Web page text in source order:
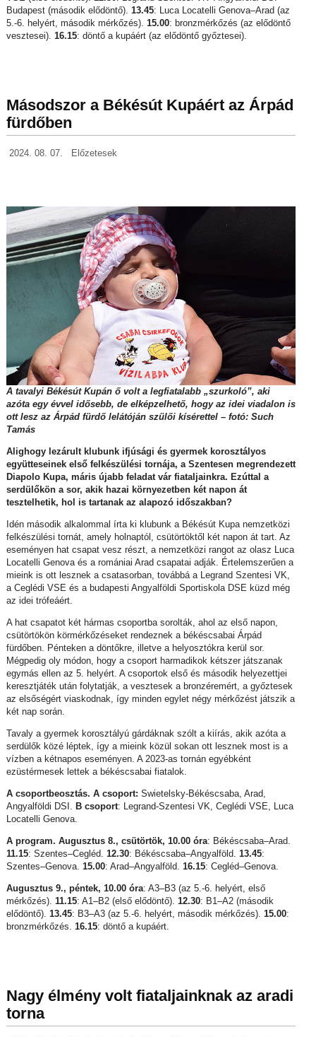
Budapest (második elődöntő). 13.45: Luca Locatelli Genova–Arad (az
5.-6. helyért, második mérkőzés). 15.00: bronzmérkőzés (az elődöntő
vesztesei). 16.15: döntő a kupáért (az elődöntő győztesei).
Másodszor a Békésút Kupáért az Árpád
fürdőben
2024. 08. 07. Előzetesek
A tavalyi Békésút Kupán ő volt a legfiatalabb „szurkoló”, aki
azóta egy évvel idősebb, de elképzelhető, hogy az idei viadalon is
ott lesz az Árpád fürdő lelátóján szülői kísérettel – fotó: Such
Tamás
Alighogy lezárult klubunk ifjúsági és gyermek korosztályos
együtteseinek első felkészülési tornája, a Szentesen megrendezett
Diapolo Kupa, máris újabb feladat vár fiataljainkra. Ezúttal a
serdülőkön a sor, akik hazai környezetben két napon át
tesztelhetik, hol is tartanak az alapozó időszakban?
Idén második alkalommal írta ki klubunk a Békésút Kupa nemzetközi
felkészülési tornát, amely holnaptól, csütörtöktől két napon át tart. Az
eseményen hat csapat vesz részt, a nemzetközi rangot az olasz Luca
Locatelli Genova és a romániai Arad csapatai adják. Értelemszerűen a
mieink is ott lesznek a csatasorban, továbbá a Legrand Szentesi VK,
a Ceglédi VSE és a budapesti Angyalföldi Sportiskola DSE küzd még
az idei trófeáért.
A hat csapatot két hármas csoportba sorolták, ahol az első napon,
csütörtökön körmérkőzéseket rendeznek a békéscsabai Árpád
fürdőben. Pénteken a döntőkre, illetve a helyosztókra kerül sor.
Mégpedig oly módon, hogy a csoport harmadikok kétszer játszanak
egymás ellen az 5. helyért. A csoportok első és második helyezettjei
keresztjáték után folytatják, a vesztesek a bronzéremért, a győztesek
az elsőségért viaskodnak, így minden egylet négy mérkőzést játszik a
két nap során.
Tavaly a gyermek korosztályú gárdáknak szólt a kiírás, akik azóta a
serdülők közé léptek, így a mieink közül sokan ott lesznek most is a
vízben a kétnapos eseményen. A 2023-as tornán egyébként
ezüstérmesek lettek a békéscsabai fiatalok.
A csoportbeosztás. A csoport: Swietelsky-Békéscsaba, Arad,
Angyalföldi DSI.
B csoport: Legrand-Szentesi VK, Ceglédi VSE, Luca
Locatelli Genova.
A program. Augusztus 8., csütörtök, 10.00 óra: Békéscsaba–Arad.
11.15: Szentes–Cegléd. 12.30: Békéscsaba–Angyalföld. 13.45:
Szentes–Genova. 15.00: Arad–Angyalföld. 16.15: Cegléd–Genova.
Augusztus 9., péntek, 10.00 óra: A3–B3 (az 5.-6. helyért, első
mérkőzés). 11.15: A1–B2 (első elődöntő). 12.30: B1–A2 (második
elődöntő). 13.45: B3–A3 (az 5.-6. helyért, második mérkőzés). 15.00:
bronzmérkőzés. 16.15: döntő a kupáért.
Nagy élmény volt fiataljainknak az aradi
torna